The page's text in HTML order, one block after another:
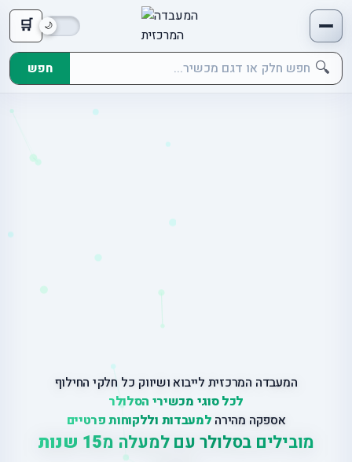
🛒
🔍 חפש
המעבדה המרכזית לייבוא ושיווק כל חלקי החילוף
לכל סוגי מכשירי הסלולר
אספקה מהירה למעבדות וללקוחות פרטיים
מובילים בסלולר עם למעלה מ
15 שנות